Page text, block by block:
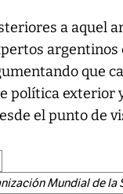
a aquel
que
política exterior
el punto de
Mundial de la